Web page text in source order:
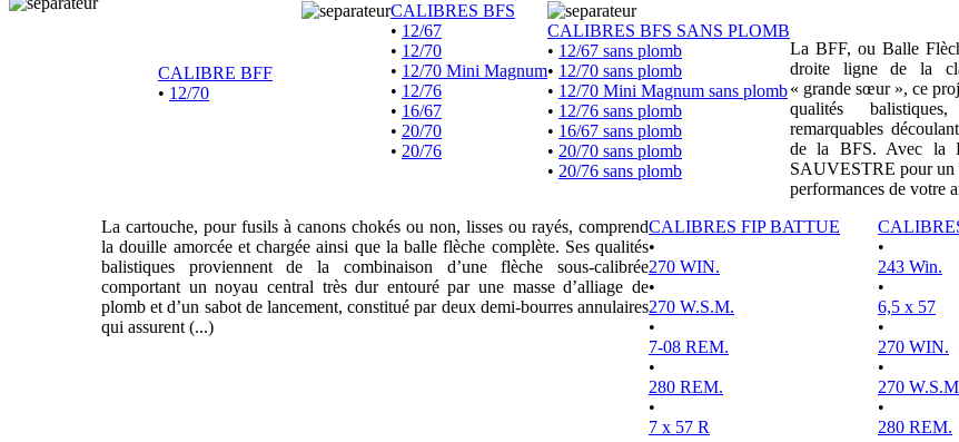
CALIBRE BFF
• 12/70
CALIBRES BFS
• 12/67
• 12/70
• 12/70 Mini Magnum
• 12/76
• 16/67
• 20/70
• 20/76
CALIBRES BFS SANS PLOMB
• 12/67 sans plomb
• 12/70 sans plomb
• 12/70 Mini Magnum sans plomb
• 12/76 sans plomb
• 16/67 sans plomb
• 20/70 sans plomb
• 20/76 sans plomb
La BFF, ou Balle
droite ligne de la
« grande sœur », ce
qualités
remarquables
de la BFS. Avec la
SAUVESTRE pour un
performances de votre
La cartouche, pour fusils à canons chokés ou non, lisses ou rayés, comprend
la douille amorcée et chargée ainsi que la balle flèche complète. Ses qualités
balistiques proviennent de la combinaison d’une flèche sous-calibrée
comportant un noyau central très dur entouré par une masse d’alliage de
plomb et d’un sabot de lancement, constitué par deux demi-bourres annulaires
qui assurent (...)
CALIBRES FIP BATTUE
•
270 WIN.
•
270 W.S.M.
•
7-08 REM.
•
280 REM.
•
7 x 57 R
•
243 Win.
•
6,5 x 57
•
270 WIN.
•
270
•
280 REM.